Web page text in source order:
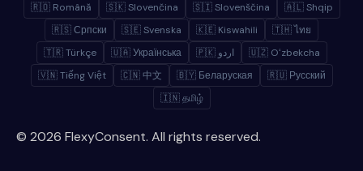
🇷🇴 Română
🇸🇰 Slovenčina 🇸🇮 Slovenščina
🇦🇱 Shqip
🇷🇸 Српски
🇸🇪 Svenska 🇰🇪 Kiswahili
🇹🇭 ไทย
🇹🇷 Türkçe
🇺🇦 Українська 🇵🇰 اردو
🇺🇿 Oʻzbekcha
🇻🇳 Tiếng Việt
🇨🇳 中文 🇧🇾 Беларуская
🇷🇺 Русский
🇮🇳 தமிழ்
© 2026 FlexyConsent. All rights reserved.